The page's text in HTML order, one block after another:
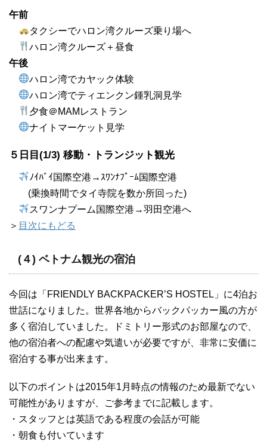
午前
タクシーでハロン湾クルーズ乗り場へ
ハロン湾クルーズ＋昼食
午後
ハロン湾でカヤック体験
ハロン湾でティエンクン鍾乳洞見学
夕食＠MAMレストラン
ナイトマーケット見学
５日目(1/3) 移動・トランジット観光
ﾉｲﾊﾞｲ国際空港→ｽﾜﾝﾅﾌﾟｰﾑ国際空港
(乗換時間でタイ寺院を数か所回った)
スワンナプーム国際空港→羽田空港へ
＞ 目次にもどる
(４) ベトナム観光の宿泊
今回は「FRIENDLY BACKPACKER’S HOSTEL」に4泊お
世話になりました。世界各地からバックパッカー風の方が
多く宿泊していました。ドミトリー形式のお部屋なので、
他の宿泊者への配慮や気遣いが必要ですが、非常に安価に
宿泊する事が出来ます。
以下のポイントは2015年1月時点の情報のため最新でない
可能性がありますが、ご参考までに記載します。
・スタッフとは英語である程度の会話が可能
・朝食も付いています